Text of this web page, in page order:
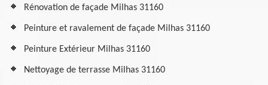
Rénovation de façade Milhas 31160
Peinture et ravalement de façade Milhas 31160
Peinture Extérieur Milhas 31160
Nettoyage de terrasse Milhas 31160